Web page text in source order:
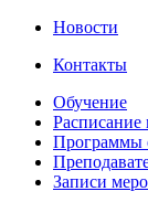
Новости
Контакты
Обучение
Расписание
Программы
Записи